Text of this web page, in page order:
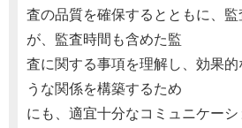
査の品質を確保するとともに、監
が、監査時間も含めた監
査に関する事項を理解し、効果
うな関係を構築するため
にも、適宜十分なコミュニケー